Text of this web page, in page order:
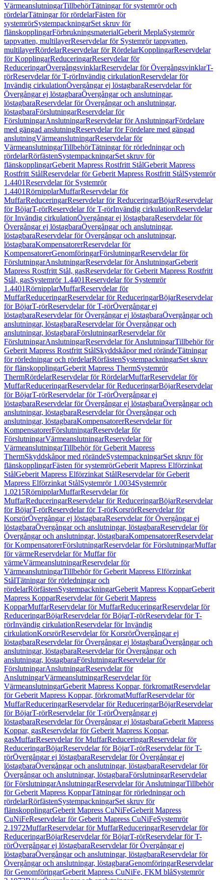
VärmeanslutningarTillbehörTätningar för systemrör och
rördelarTätningar för rördelarFästen för
systemrörSystempackningarSet skruv för
flänskopplingarFörbrukningsmaterialGeberit MeplaSystemrör
tappvatten, multilayerReservdelar för Systemrör tappvatten,
multilayerRördelarReservdelar för RördelarKopplingarReservdelar
för KopplingarReduceringarReservdelar för
ReduceringarÖvergångsvinklarReservdelar för ÖvergångsvinklarT-
rörReservdelar för T-rörInvändig cirkulationReservdelar för
Invändig cirkulationÖvergångar ej löstagbaraReservdelar för
Övergångar ej löstagbaraÖvergångar och anslutningar,
löstagbaraReservdelar för Övergångar och anslutningar,
löstagbaraFörslutningarReservdelar för
FörslutningarAnslutningarReservdelar för AnslutningarFördelare
med gängad anslutningReservdelar för Fördelare med gängad
anslutningVärmeanslutningarReservdelar för
VärmeanslutningarTillbehörTätningar för rörledningar och
rördelarRörfästenSystempackningarSet skruv för
flänskopplingarGeberit Mapress Rostfritt StålGeberit Mapress
Rostfritt StålReservdelar för Geberit Mapress Rostfritt StålSystemrör
1.4401Reservdelar för Systemrör
1.4401RörnipplarMuffarReservdelar för
MuffarReduceringarReservdelar för ReduceringarBöjarReservdelar
för BöjarT-rörReservdelar för T-rörInvändig cirkulationReservdelar
för Invändig cirkulationÖvergångar ej löstagbaraReservdelar för
Övergångar ej löstagbaraÖvergångar och anslutningar,
löstagbaraReservdelar för Övergångar och anslutningar,
löstagbaraKompensatorerReservdelar för
KompensatorerGenomföringarFörslutningarReservdelar för
FörslutningarAnslutningarReservdelar för AnslutningarGeberit
Mapress Rostfritt Stål, gasReservdelar för Geberit Mapress Rostfritt
Stål, gasSystemrör 1.4401Reservdelar för Systemrör
1.4401RörnipplarMuffarReservdelar för
MuffarReduceringarReservdelar för ReduceringarBöjarReservdelar
för BöjarT-rörReservdelar för T-rörÖvergångar ej
löstagbaraReservdelar för Övergångar ej löstagbaraÖvergångar och
anslutningar, löstagbaraReservdelar för Övergångar och
anslutningar, löstagbaraFörslutningarReservdelar för
FörslutningarAnslutningarReservdelar för AnslutningarTillbehör för
Geberit Mapress Rostfritt StålSkyddskåpor med rörändeTätningar
för rörledningar och rördelarRörfästenSystempackningarSet skruv
för flänskopplingarGeberit Mapress ThermSystemrör
ThermRördelarReservdelar för RördelarMuffarReservdelar för
MuffarReduceringarReservdelar för ReduceringarBöjarReservdelar
för BöjarT-rörReservdelar för T-rörÖvergångar ej
löstagbaraReservdelar för Övergångar ej löstagbaraÖvergångar och
anslutningar, löstagbaraReservdelar för Övergångar och
anslutningar, löstagbaraKompensatorerReservdelar för
KompensatorerFörslutningarReservdelar för
FörslutningarVärmeanslutningarReservdelar för
VärmeanslutningarTillbehör för Geberit Mapress
ThermSkyddskåpor med rörändeSystempackningarSet skruv för
flänskopplingarFästen för systemrörGeberit Mapress Elförzinkat
StålGeberit Mapress Elförzinkat StålReservdelar för Geberit
Mapress Elförzinkat StålSystemrör 1.0034Systemrör
1.0215RörnipplarMuffarReservdelar för
MuffarReduceringarReservdelar för ReduceringarBöjarReservdelar
för BöjarT-rörReservdelar för T-rörKorsrörReservdelar för
KorsrörÖvergångar ej löstagbaraReservdelar för Övergångar ej
löstagbaraÖvergångar och anslutningar, löstagbaraReservdelar för
Övergångar och anslutningar, löstagbaraKompensatorerReservdelar
för KompensatorerFörslutningarReservdelar för FörslutningarMuffar
för värmeReservdelar för Muffar för
värmeVärmeanslutningarReservdelar för
VärmeanslutningarTillbehör för Geberit Mapress Elförzinkat
StålTätningar för rörledningar och
rördelarRörfästenSystempackningarGeberit Mapress KopparGeberit
Mapress KopparReservdelar för Geberit Mapress
KopparMuffarReservdelar för MuffarReduceringarReservdelar för
ReduceringarBöjarReservdelar för BöjarT-rörReservdelar för T-
rörInvändig cirkulationReservdelar för Invändig
cirkulationKorsrörReservdelar för KorsrörÖvergångar ej
löstagbaraReservdelar för Övergångar ej löstagbaraÖvergångar och
anslutningar, löstagbaraReservdelar för Övergångar och
anslutningar, löstagbaraFörslutningarReservdelar för
FörslutningarAnslutningarReservdelar för
AnslutningarVärmeanslutningarReservdelar för
VärmeanslutningarGeberit Mapress Koppar, förkromatReservdelar
för Geberit Mapress Koppar, förkromatMuffarReservdelar för
MuffarReduceringarReservdelar för ReduceringarBöjarReservdelar
för BöjarT-rörReservdelar för T-rörÖvergångar ej
löstagbaraReservdelar för Övergångar ej löstagbaraGeberit Mapress
Koppar, gasReservdelar för Geberit Mapress Koppar,
gasMuffarReservdelar för MuffarReduceringarReservdelar för
ReduceringarBöjarReservdelar för BöjarT-rörReservdelar för T-
rörÖvergångar ej löstagbaraReservdelar för Övergångar ej
löstagbaraÖvergångar och anslutningar, löstagbaraReservdelar för
Övergångar och anslutningar, löstagbaraFörslutningarReservdelar
för FörslutningarAnslutningarReservdelar för AnslutningarTillbehör
för Geberit Mapress KopparTätningar för rörledningar och
rördelarRörfästenSystempackningarSet skruv för
flänskopplingarGeberit Mapress CuNiFeGeberit Mapress
CuNiFeReservdelar för Geberit Mapress CuNiFeSystemrör
2.1972MuffarReservdelar för MuffarReduceringarReservdelar för
ReduceringarBöjarReservdelar för BöjarT-rörReservdelar för T-
rörÖvergångar ej löstagbaraReservdelar för Övergångar ej
löstagbaraÖvergångar och anslutningar, löstagbaraReservdelar för
Övergångar och anslutningar, löstagbaraGenomföringarReservdelar
för GenomföringarGeberit Mapress CuNiFe, FKM blåSystemrör